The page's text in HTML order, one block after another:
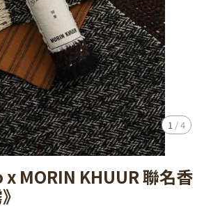
1 /4
MORIN KHUUR 聯名香